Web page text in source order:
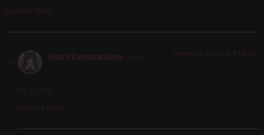
Log in to Reply
Indra Constantine January 2, 2026 at 4:55 pm
Log in to Reply